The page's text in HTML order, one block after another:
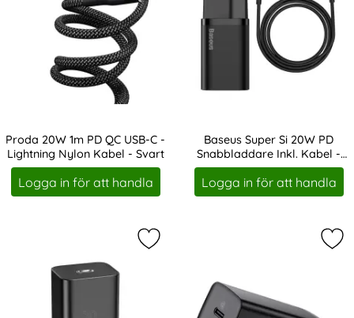
Proda 20W 1m PD QC USB-C -
Lightning Nylon Kabel - Svart
Art. nr 19381
Logga in för att handla
Baseus Super Si 20W PD
Snabbladdare Inkl. Kabel -
Svart
Art. nr 19389
Logga in för att handla
Markera baseus Super Si 20W PD